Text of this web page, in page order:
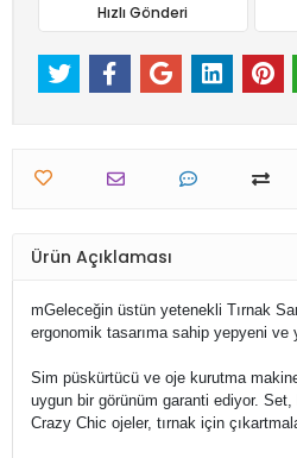
Hızlı Gönderi
Ürün Açıklaması
mGeleceğin üstün yetenekli Tırnak
ergonomik tasarıma sahip yepyeni ve
Sim püskürtücü ve oje kurutma
uygun bir görünüm garanti ediyor. Set,
Crazy Chic ojeler, tırnak için